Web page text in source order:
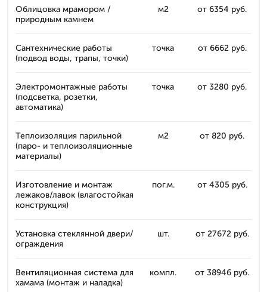
Облицовка мрамором /
природным камнем
м2 от 6354 руб.
Сантехнические работы
(подвод воды, трапы, точки)
точка от 6662 руб.
Электромонтажные работы
(подсветка, розетки,
автоматика)
точка от 3280 руб.
Теплоизоляция парильной
(паро- и теплоизоляционные
материалы)
м2 от 820 руб.
Изготовление и монтаж
лежаков/лавок (влагостойкая
конструкция)
пог.м. от 4305 руб.
Установка стеклянной двери/
ограждения
шт. от 27672 руб.
Вентиляционная система для
хамама (монтаж и наладка)
компл. от 38946 руб.